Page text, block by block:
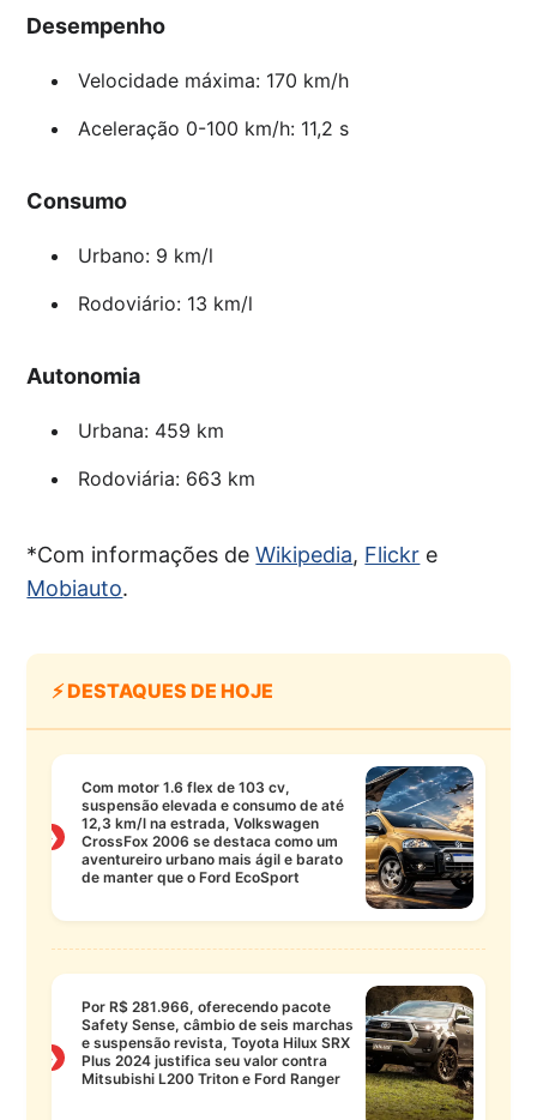
Desempenho
Velocidade máxima: 170 km/h
Aceleração 0-100 km/h: 11,2 s
Consumo
Urbano: 9 km/l
Rodoviário: 13 km/l
Autonomia
Urbana: 459 km
Rodoviária: 663 km
*Com informações deWikipedia, Flickr e
Mobiauto.
⚡ DESTAQUES DE HOJE
❯
Com motor 1.6 flex de 103 cv,
suspensão elevada e consumo de até
12,3 km/l na estrada, Volkswagen
CrossFox 2006 se destaca como um
aventureiro urbano mais ágil e barato
de manter que o Ford EcoSport
❯
Por R$ 281.966, oferecendo pacote
Safety Sense, câmbio de seis marchas
e suspensão revista, Toyota Hilux SRX
Plus 2024 justifica seu valor contra
Mitsubishi L200 Triton e Ford Ranger